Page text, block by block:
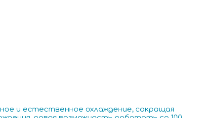
и естественное охлаждение, сокращая